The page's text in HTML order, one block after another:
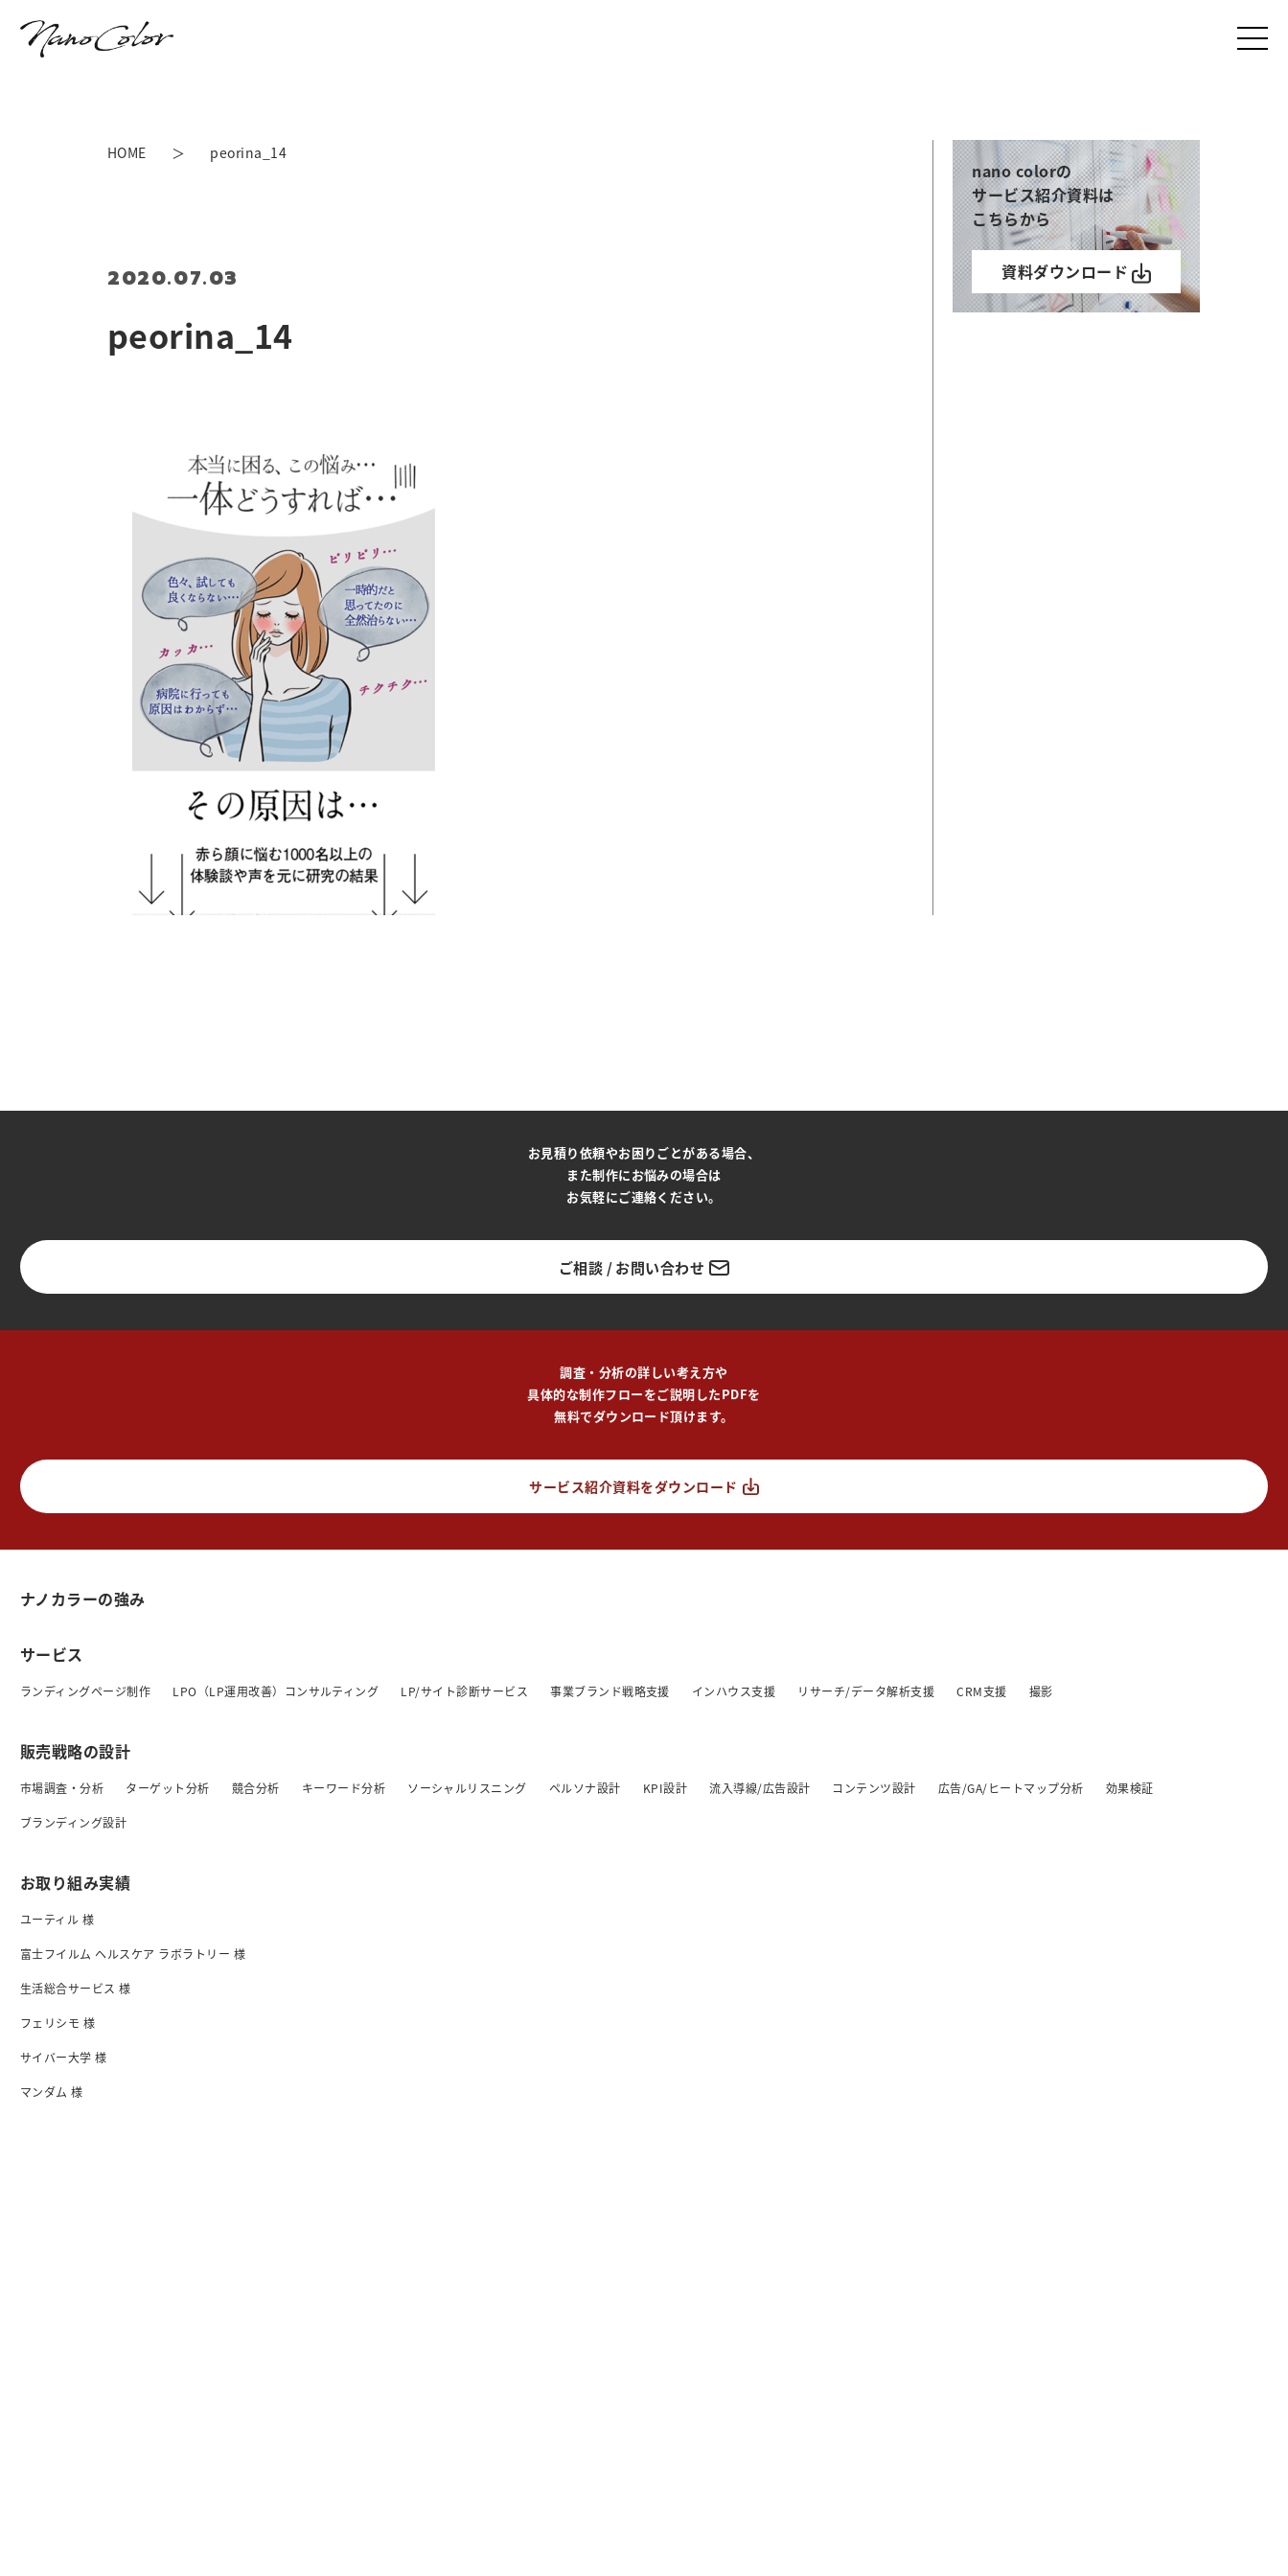
peorina_14
2020.07.03
HOME peorina_14
nano colorの
サービス紹介資料は
こちらから
資料ダウンロード
お見積り依頼やお困りごとがある場合、
また制作にお悩みの場合は
お気軽にご連絡ください。
ご相談 / お問い合わせ
調査・分析の詳しい考え方や
具体的な制作フローをご説明したPDFを
無料でダウンロード頂けます。
サービス紹介資料をダウンロード
ナノカラーの強み
サービス
ランディングページ制作 LPO（LP運用改善）コンサルティング LP/サイト診断サービス 事業ブランド戦略支援 インハウス支援 リサーチ/データ解析支援 CRM支援 撮影
販売戦略の設計
市場調査・分析 ターゲット分析 競合分析 キーワード分析 ソーシャルリスニング ペルソナ設計 KPI設計 流入導線/広告設計 コンテンツ設計 広告/GA/ヒートマップ分析 効果検証
ブランディング設計
お取り組み実績
ユーティル 様
富士フイルム ヘルスケア ラボラトリー 様
生活総合サービス 様
フェリシモ 様
サイバー大学 様
マンダム 様